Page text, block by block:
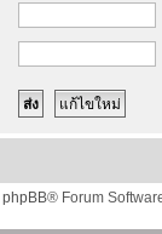
phpBB® Forum